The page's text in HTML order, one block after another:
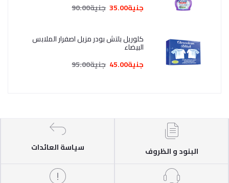
جنية35.00
جنية90.00
كلوريل بلتش بودر مزيل اصفرار الملابس
البيضاء
جنية45.00
جنية95.00
البنود و الظروف سياسة العائدات